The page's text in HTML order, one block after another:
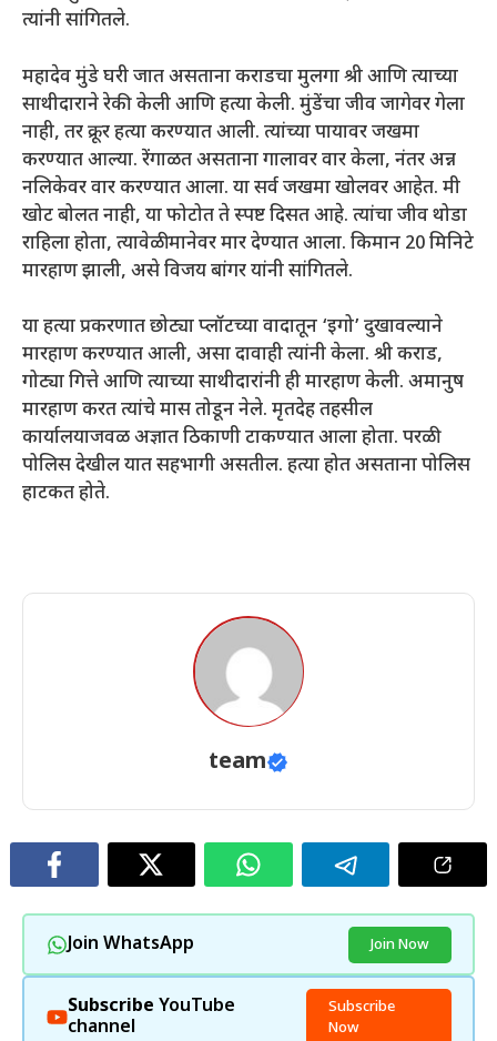
त्यांनी सांगितले.
महादेव मुंडे घरी जात असताना कराडचा मुलगा श्री आणि त्याच्या
साथीदाराने रेकी केली आणि हत्या केली. मुंडेंचा जीव जागेवर गेला
नाही, तर क्रूर हत्या करण्यात आली. त्यांच्या पायावर जखमा
करण्यात आल्या. रेंगाळत असताना गालावर वार केला, नंतर अन्न
नलिकेवर वार करण्यात आला. या सर्व जखमा खोलवर आहेत. मी
खोट बोलत नाही, या फोटोत ते स्पष्ट दिसत आहे. त्यांचा जीव थोडा
राहिला होता, त्यावेळी मानेवर मार देण्यात आला. किमान 20 मिनिटे
मारहाण झाली, असे विजय बांगर यांनी सांगितले.
या हत्या प्रकरणात छोट्या प्लॉटच्या वादातून ‘इगो’ दुखावल्याने
मारहाण करण्यात आली, असा दावाही त्यांनी केला. श्री कराड,
गोट्या गित्ते आणि त्याच्या साथीदारांनी ही मारहाण केली. अमानुष
मारहाण करत त्यांचे मास तोडून नेले. मृतदेह तहसील
कार्यालयाजवळ अज्ञात ठिकाणी टाकण्यात आला होता. परळी
पोलिस देखील यात सहभागी असतील. हत्या होत असताना पोलिस
हाटकत होते.
team
Join WhatsApp Join Now
Subscribe YouTube
channel
Subscribe
Now